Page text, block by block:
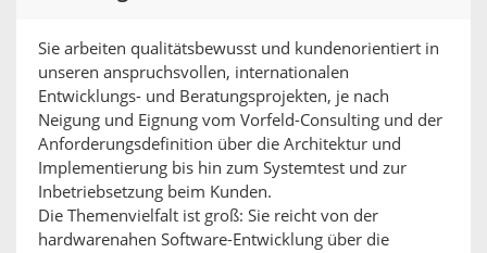
Sie arbeiten qualitätsbewusst und kundenorientiert in
unseren anspruchsvollen, internationalen
Entwicklungs- und Beratungsprojekten, je nach
Neigung und Eignung vom Vorfeld-Consulting und der
Anforderungsdefinition über die Architektur und
Implementierung bis hin zum Systemtest und zur
Inbetriebsetzung beim Kunden.
Die Themenvielfalt ist groß: Sie reicht von der
hardwarenahen Software-Entwicklung über die